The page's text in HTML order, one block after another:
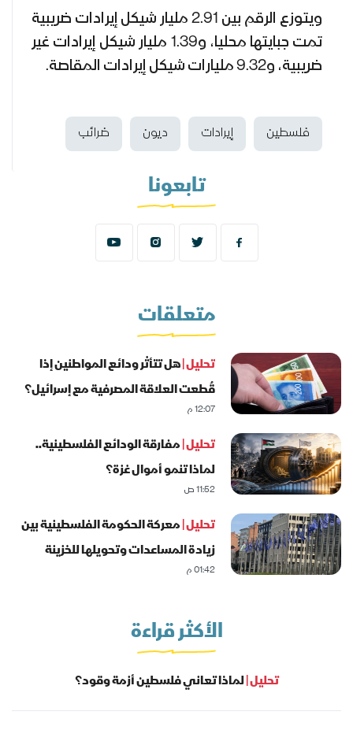
ويتوزع الرقم بين 2.91 مليار شيكل إيرادات ضريبية
تمت جبايتها محليا، و1.39 مليار شيكل إيرادات غير
ضريبية، و9.32 مليارات شيكل إيرادات المقاصة.
فلسطين إيرادات ديون ضرائب
تابعونا
متعلقات
تحليل |هل تتأثر ودائع المواطنين إذا
قُطعت العلاقة المصرفية مع إسرائيل؟
12:07 م
تحليل |مفارقة الودائع الفلسطينية..
لماذا تنمو أموال غزة؟
11:52 ص
تحليل |معركة الحكومة الفلسطينية بين
زيادة المساعدات وتحويلها للخزينة
01:42 م
الأكثر قراءة
تحليل |لماذا تعاني فلسطين أزمة وقود؟